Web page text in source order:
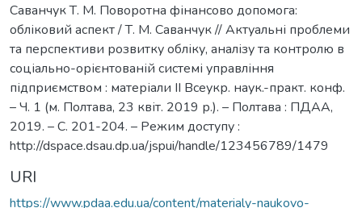
Саванчук Т. М. Поворотна фінансово допомога:
обліковий аспект / Т. М. Саванчук // Актуальні проблеми
та перспективи розвитку обліку, аналізу та контролю в
соціально-орієнтованій системі управління
підприємством : матеріали ІІ Всеукр. наук.-практ. конф.
– Ч. 1 (м. Полтава, 23 квіт. 2019 р.). – Полтава : ПДАА,
2019. – С. 201-204. – Режим доступу :
http://dspace.dsau.dp.ua/jspui/handle/123456789/1479
URI
https://www.pdaa.edu.ua/content/materialy-naukovo-